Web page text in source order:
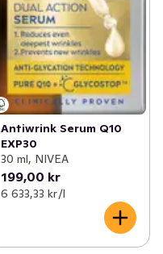
Antiwrink Serum Q10
EXP30
30 ml, NIVEA
199,00 kr
6 633,33 kr /l